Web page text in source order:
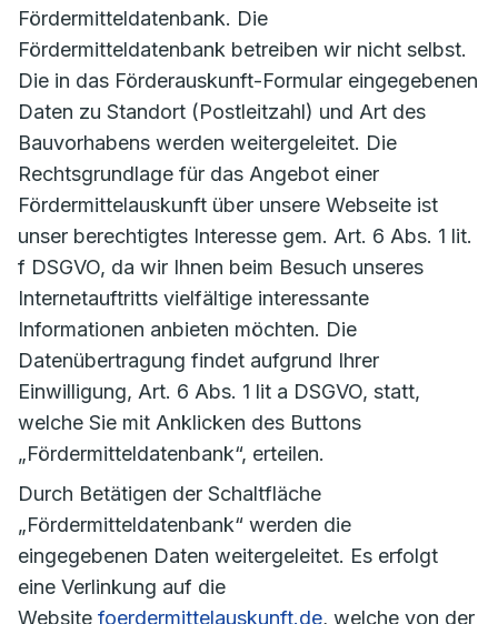
Fördermitteldatenbank. Die
Fördermitteldatenbank betreiben wir nicht selbst.
Die in das Förderauskunft-Formular eingegebenen
Daten zu Standort (Postleitzahl) und Art des
Bauvorhabens werden weitergeleitet. Die
Rechtsgrundlage für das Angebot einer
Fördermittelauskunft über unsere Webseite ist
unser berechtigtes Interesse gem. Art. 6 Abs. 1 lit.
f DSGVO, da wir Ihnen beim Besuch unseres
Internetauftritts vielfältige interessante
Informationen anbieten möchten. Die
Datenübertragung findet aufgrund Ihrer
Einwilligung, Art. 6 Abs. 1 lit a DSGVO, statt,
welche Sie mit Anklicken des Buttons
„Fördermitteldatenbank“, erteilen.
Durch Betätigen der Schaltfläche
„Fördermitteldatenbank“ werden die
eingegebenen Daten weitergeleitet. Es erfolgt
eine Verlinkung auf die
Website foerdermittelauskunft.de, welche von der